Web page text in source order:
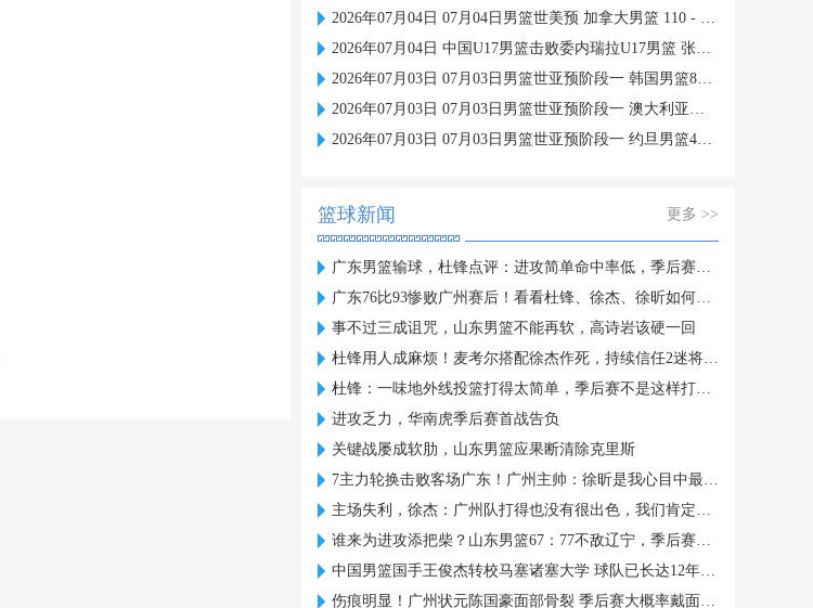
2026年07月04日 07月04日男篮世美预 加拿大男篮 110 - 84 波多黎各男篮 集锦
2026年07月04日 中国U17男篮击败委内瑞拉U17男篮 张懿赵杰15+7+5 陈昱休18+7
2026年07月03日 07月03日男篮世亚预阶段一 韩国男篮80-82中国台北男篮 全场集锦
2026年07月03日 07月03日男篮世亚预阶段一 澳大利亚男篮124-52关岛男篮 全场集锦
2026年07月03日 07月03日男篮世亚预阶段一 约旦男篮49-67伊朗男篮 全场集锦
篮球新闻 更多 >>
广东男篮输球，杜锋点评：进攻简单命中率低，季后赛不能这么打
广东76比93惨败广州赛后！看看杜锋、徐杰、徐昕如何评价这场比赛
事不过三成诅咒，山东男篮不能再软，高诗岩该硬一回
杜锋用人成麻烦！麦考尔搭配徐杰作死，持续信任2迷将，调整太乱
杜锋：一味地外线投篮打得太简单，季后赛不是这样打球的
进攻乏力，华南虎季后赛首战告负
关键战屡成软肋，山东男篮应果断清除克里斯
7主力轮换击败客场广东！广州主帅：徐昕是我心目中最佳防守球员
主场失利，徐杰：广州队打得也没有很出色，我们肯定能打回主场
谁来为进攻添把柴？山东男篮67：77不敌辽宁，季后赛命悬一线
中国男篮国手王俊杰转校马塞诸塞大学 球队已长达12年未打进疯三
伤痕明显！广州状元陈国豪面部骨裂 季后赛大概率戴面具对阵广东